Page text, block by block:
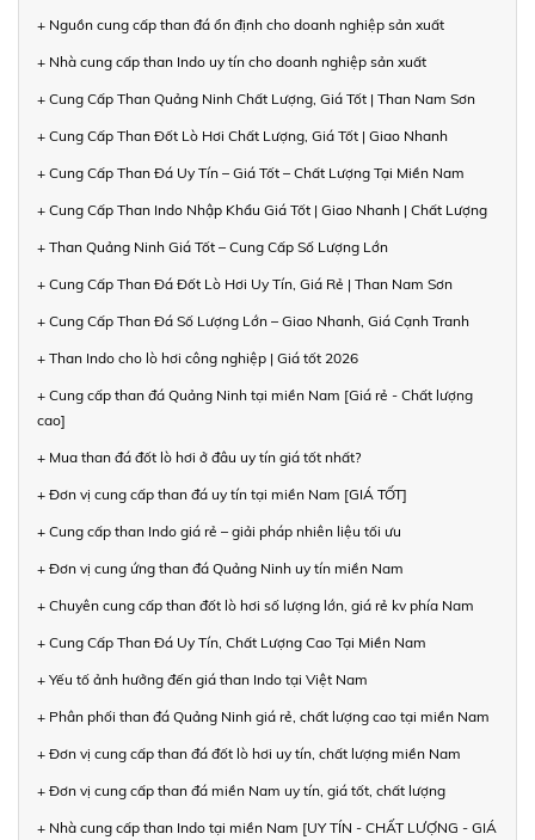
+ Nguồn cung cấp than đá ổn định cho doanh nghiệp sản xuất
+ Nhà cung cấp than Indo uy tín cho doanh nghiệp sản xuất
+ Cung Cấp Than Quảng Ninh Chất Lượng, Giá Tốt | Than Nam Sơn
+ Cung Cấp Than Đốt Lò Hơi Chất Lượng, Giá Tốt | Giao Nhanh
+ Cung Cấp Than Đá Uy Tín – Giá Tốt – Chất Lượng Tại Miền Nam
+ Cung Cấp Than Indo Nhập Khẩu Giá Tốt | Giao Nhanh | Chất Lượng
+ Than Quảng Ninh Giá Tốt – Cung Cấp Số Lượng Lớn
+ Cung Cấp Than Đá Đốt Lò Hơi Uy Tín, Giá Rẻ | Than Nam Sơn
+ Cung Cấp Than Đá Số Lượng Lớn – Giao Nhanh, Giá Cạnh Tranh
+ Than Indo cho lò hơi công nghiệp | Giá tốt 2026
+ Cung cấp than đá Quảng Ninh tại miền Nam [Giá rẻ - Chất lượng
cao]
+ Mua than đá đốt lò hơi ở đâu uy tín giá tốt nhất?
+ Đơn vị cung cấp than đá uy tín tại miền Nam [GIÁ TỐT]
+ Cung cấp than Indo giá rẻ – giải pháp nhiên liệu tối ưu
+ Đơn vị cung ứng than đá Quảng Ninh uy tín miền Nam
+ Chuyên cung cấp than đốt lò hơi số lượng lớn, giá rẻ kv phía Nam
+ Cung Cấp Than Đá Uy Tín, Chất Lượng Cao Tại Miền Nam
+ Yếu tố ảnh hưởng đến giá than Indo tại Việt Nam
+ Phân phối than đá Quảng Ninh giá rẻ, chất lượng cao tại miền Nam
+ Đơn vị cung cấp than đá đốt lò hơi uy tín, chất lượng miền Nam
+ Đơn vị cung cấp than đá miền Nam uy tín, giá tốt, chất lượng
+ Nhà cung cấp than Indo tại miền Nam [UY TÍN - CHẤT LƯỢNG - GIÁ